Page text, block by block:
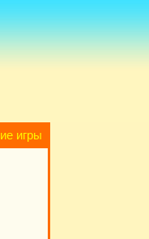
игры